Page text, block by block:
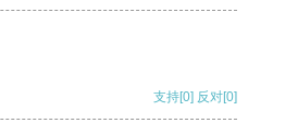
支持[0] 反对[0]